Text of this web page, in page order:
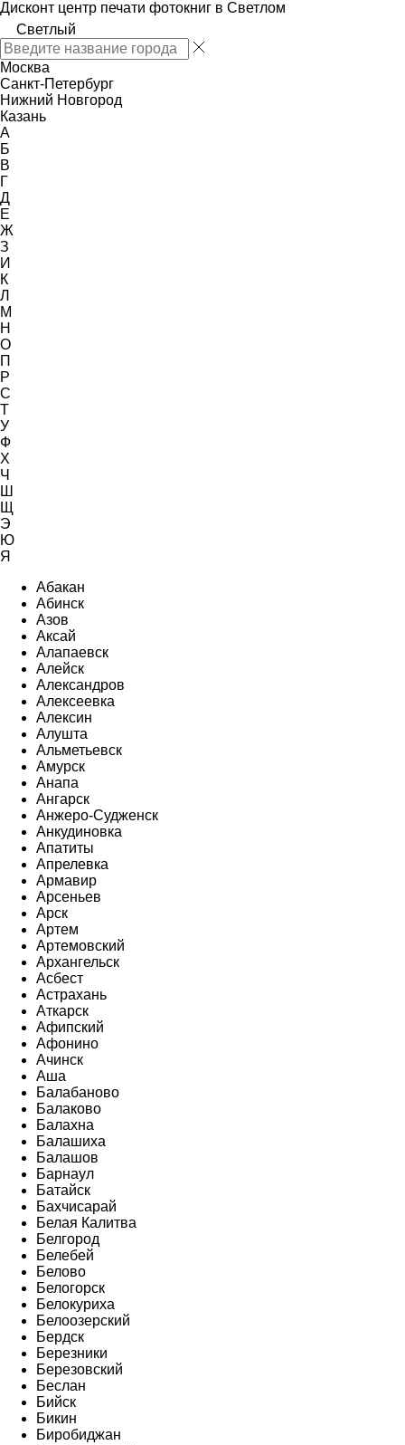
Дисконт центр печати фотокниг в Светлом
Светлый
Москва
Санкт-Петербург
Нижний Новгород
Казань
А
Б
В
Г
Д
Е
Ж
З
И
К
Л
М
Н
О
П
Р
С
Т
У
Ф
Х
Ч
Ш
Щ
Э
Ю
Я
Абакан
Абинск
Азов
Аксай
Алапаевск
Алейск
Александров
Алексеевка
Алексин
Алушта
Альметьевск
Амурск
Анапа
Ангарск
Анжеро-Судженск
Анкудиновка
Апатиты
Апрелевка
Армавир
Арсеньев
Арск
Артем
Артемовский
Архангельск
Асбест
Астрахань
Аткарск
Афипский
Афонино
Ачинск
Аша
Балабаново
Балаково
Балахна
Балашиха
Балашов
Барнаул
Батайск
Бахчисарай
Белая Калитва
Белгород
Белебей
Белово
Белогорск
Белокуриха
Белоозерский
Бердск
Березники
Березовский
Беслан
Бийск
Бикин
Биробиджан